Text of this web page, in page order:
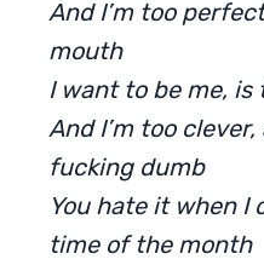
And I’m too
mouth
I want to be me,
And I’m too
fucking dumb
You hate it when I
time of the month